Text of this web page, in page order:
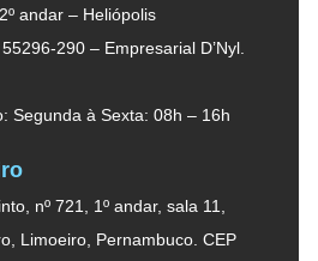
andar – Heliópolis
290 – Empresarial D’Nyl.
Segunda à Sexta: 08h – 16h
nº 721, 1º andar, sala 11,
Limoeiro, Pernambuco. CEP